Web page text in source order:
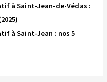
à Saint-Jean-de-Védas :
à Saint-Jean : nos 5